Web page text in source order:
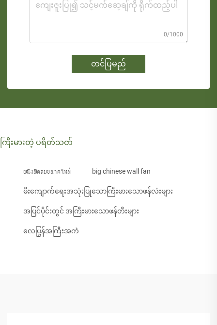
0/1000
တင်ပြမည်
ကြီးမားတဲ့ ပရိတ်သတ်
ผนังพัดลมขนาดใหญ่ big chinese wall fan
မီးကျောက်ရေးအသုံးပြုသောကြီးမားသောဖန်လံးများ
အပြင်ပိုင်းတွင် အကြီးမားသောဖန်တီးများ
လေပြွန်အကြီးအကဲ